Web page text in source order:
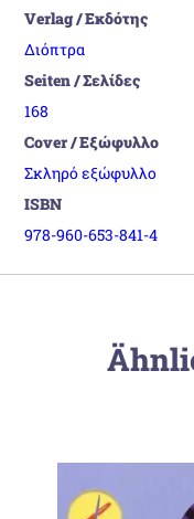
Verlag / Εκδότης
Διόπτρα
Seiten / Σελίδες
168
Cover / Εξώφυλλο
Σκληρό εξώφυλλο
ISBN
978-960-653-841-4